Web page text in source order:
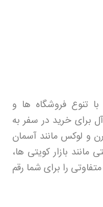
تنوع فروشگاه ها و
برای خرید در سفر به
و لوکس مانند آسمان
مانند بازار کویتی ها،
را برای شما رقم